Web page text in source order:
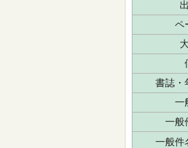
ペ
書誌・
一
一般
一般件